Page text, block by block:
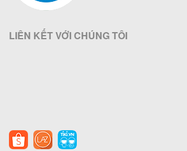
LIÊN KẾT VỚI CHÚNG TÔI